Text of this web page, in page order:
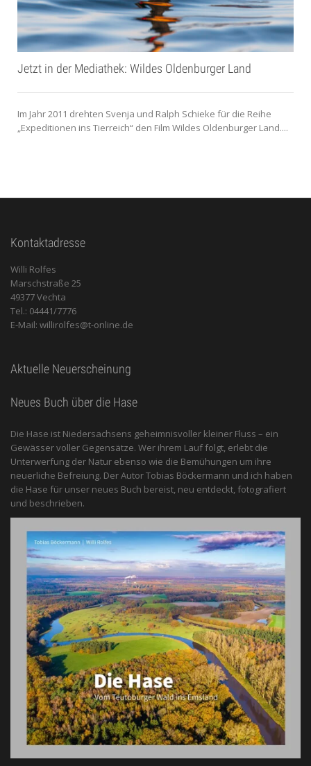
Jetzt in der Mediathek: Wildes Oldenburger Land
Im Jahr 2011 drehten Svenja und Ralph Schieke für die Reihe
„Expeditionen ins Tierreich“ den Film Wildes Oldenburger Land....
Kontaktadresse
Willi Rolfes
Marschstraße 25
49377 Vechta
Tel.: 04441/7776
E-Mail: willirolfes@t-online.de
Aktuelle Neuerscheinung
Neues Buch über die Hase
Die Hase ist Niedersachsens geheimnisvoller kleiner Fluss – ein
Gewässer voller Gegensätze. Wer ihrem Lauf folgt, erlebt die
Unterwerfung der Natur ebenso wie die Bemühungen um ihre
neuerliche Befreiung. Der Autor Tobias Böckermann und ich haben
die Hase für unser neues Buch bereist, neu entdeckt, fotografiert
und beschrieben.